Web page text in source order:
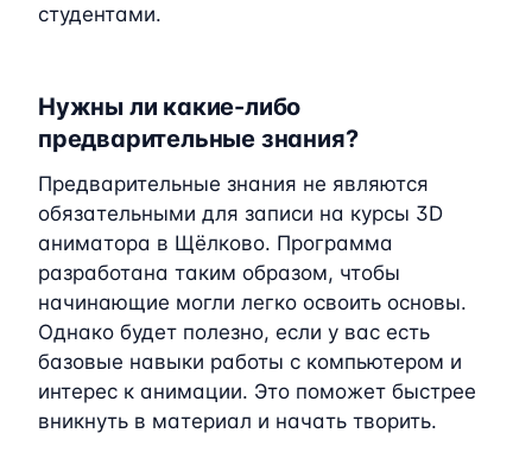
студентами.
Нужны ли какие-либо
предварительные знания?
Предварительные знания не являются
обязательными для записи на курсы 3D
аниматора в Щёлково. Программа
разработана таким образом, чтобы
начинающие могли легко освоить основы.
Однако будет полезно, если у вас есть
базовые навыки работы с компьютером и
интерес к анимации. Это поможет быстрее
вникнуть в материал и начать творить.